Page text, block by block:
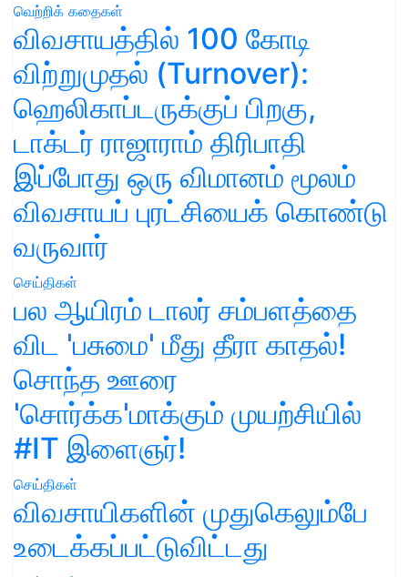
வெற்றிக் கதைகள்
விவசாயத்தில் 100 கோடி
விற்றுமுதல் (Turnover):
ஹெலிகாப்டருக்குப் பிறகு,
டாக்டர் ராஜாராம் திரிபாதி
இப்போது ஒரு விமானம் மூலம்
விவசாயப் புரட்சியைக் கொண்டு
வருவார்
செய்திகள்
பல ஆயிரம் டாலர் சம்பளத்தை
விட 'பசுமை' மீது தீரா காதல்!
சொந்த ஊரை
'சொர்க்க'மாக்கும் முயற்சியில்
#IT இளைஞர்!
செய்திகள்
விவசாயிகளின் முதுகெலும்பே
உடைக்கப்பட்டுவிட்டது